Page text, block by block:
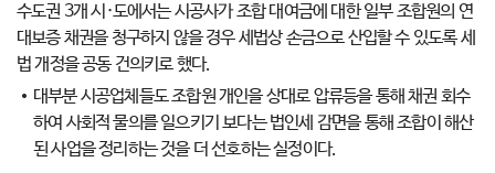
수도권 3개 시·도에서는 시공사가 조합 대여금에 대한 일부 조합원의 연
대보증 채권을 청구하지 않을 경우 세법상 손금으로 산입할 수 있도록 세
법 개정을 공동 건의키로 했다.
대부분 시공업체들도 조합원 개인을 상대로 압류등을 통해 채권 회수
하여 사회적 물의를 일으키기 보다는 법인세 감면을 통해 조합이 해산
된 사업을 정리하는 것을 더 선호하는 실정이다.